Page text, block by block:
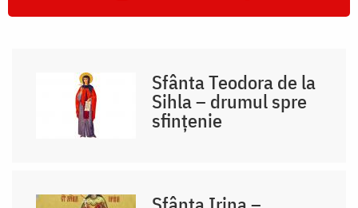
Sfânta Teodora de la
Sihla – drumul spre
sfințenie